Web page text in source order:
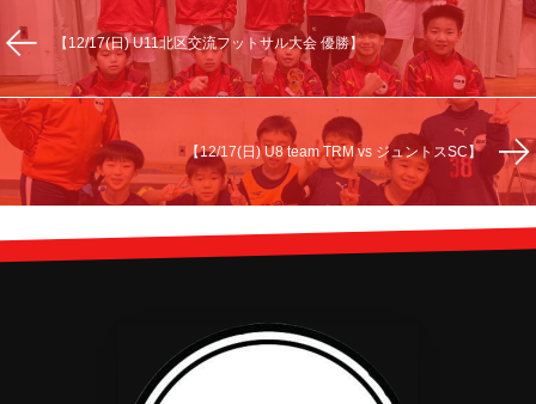
【12/17(日) U11北区交流フットサル大会 優勝】
【12/17(日) U8 team TRM vs ジュントスSC】